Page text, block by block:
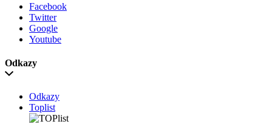
Facebook
Twitter
Google
Youtube
Odkazy
Odkazy
Toplist